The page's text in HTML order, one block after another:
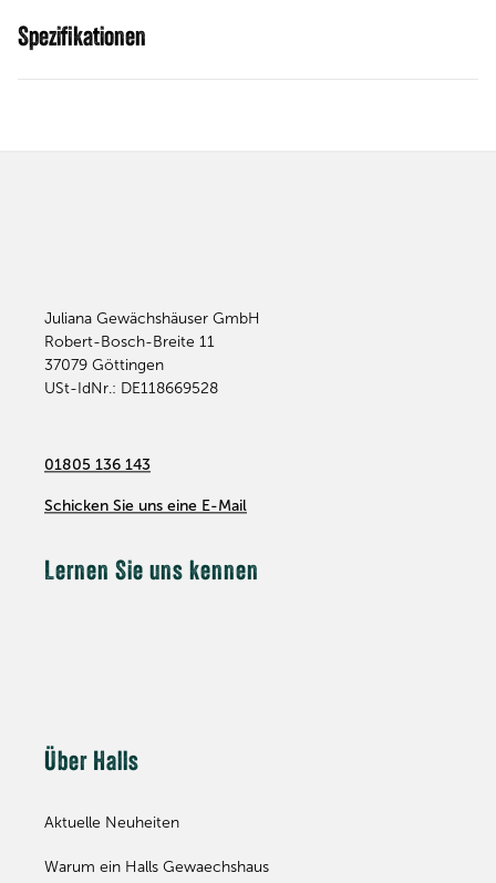
Spezifikationen
Juliana Gewächshäuser GmbH
Robert-Bosch-Breite 11
37079 Göttingen
USt-IdNr.: DE118669528
01805 136 143
Schicken Sie uns eine E-Mail
Lernen Sie uns kennen
Über Halls
Aktuelle Neuheiten
Warum ein Halls Gewaechshaus